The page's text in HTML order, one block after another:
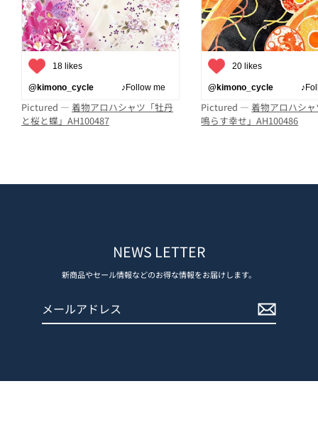
18 likes
@kimono_cycle ♪Follow me
Pictured — 着物アロハシャツ「牡丹
と桜と蝶」AH100487
20 likes
@kimono_cycle
Pictured —着物アロハシ
鳴らす幸せ」AH100486
NEWS LETTER
新商品やセール情報などのお得な情報をお届けします。